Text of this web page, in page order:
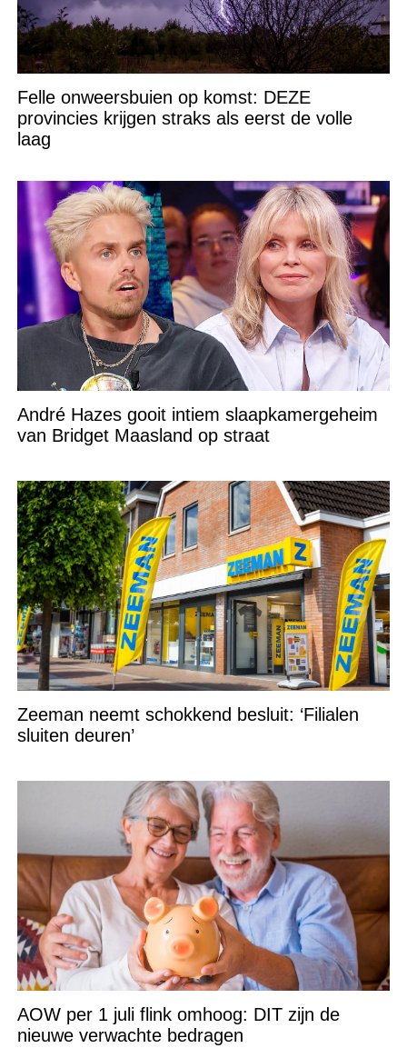
Felle onweersbuien op komst: DEZE
provincies krijgen straks als eerst de volle
laag
André Hazes gooit intiem slaapkamergeheim
van Bridget Maasland op straat
Zeeman neemt schokkend besluit: ‘Filialen
sluiten deuren’
AOW per 1 juli flink omhoog: DIT zijn de
nieuwe verwachte bedragen